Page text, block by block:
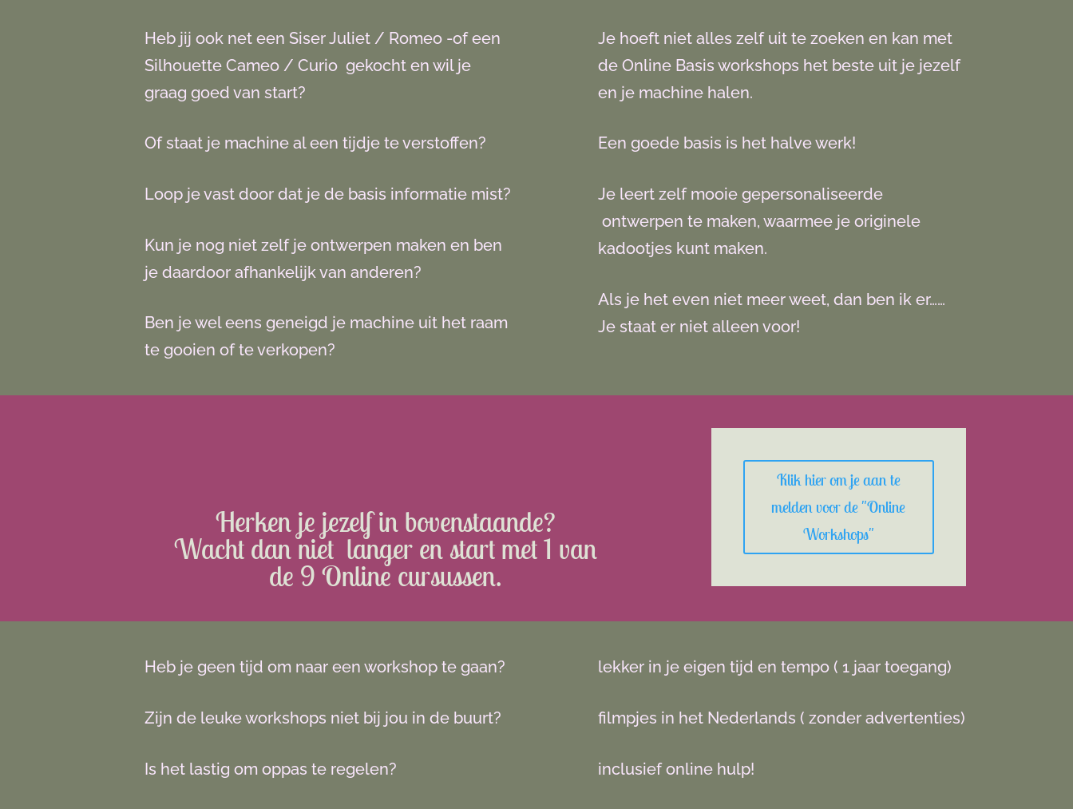
Heb jij ook net een Siser Juliet / Romeo -of een
Silhouette Cameo / Curio gekocht en wil je
graag goed van start?
Of staat je machine al een tijdje te verstoffen?
Loop je vast door dat je de basis informatie mist?
Kun je nog niet zelf je ontwerpen maken en ben
je daardoor afhankelijk van anderen?
Ben je wel eens geneigd je machine uit het raam
te gooien of te verkopen?
Je hoeft niet alles zelf uit te zoeken en kan met
de Online Basis workshops het beste uit je jezelf
en je machine halen.
Een goede basis is het halve werk!
Je leert zelf mooie gepersonaliseerde
ontwerpen te maken, waarmee je originele
kadootjes kunt maken.
Als je het even niet meer weet, dan ben ik er……
Je staat er niet alleen voor!
Herken je jezelf in bovenstaande?
Wacht dan niet langer en start met 1 van
de 9 Online cursussen.
Klik hier om je aan te
melden voor de "Online
Workshops"
Heb je geen tijd om naar een workshop te gaan?
Zijn de leuke workshops niet bij jou in de buurt?
Is het lastig om oppas te regelen?
lekker in je eigen tijd en tempo ( 1 jaar toegang)
filmpjes in het Nederlands ( zonder advertenties)
inclusief online hulp!